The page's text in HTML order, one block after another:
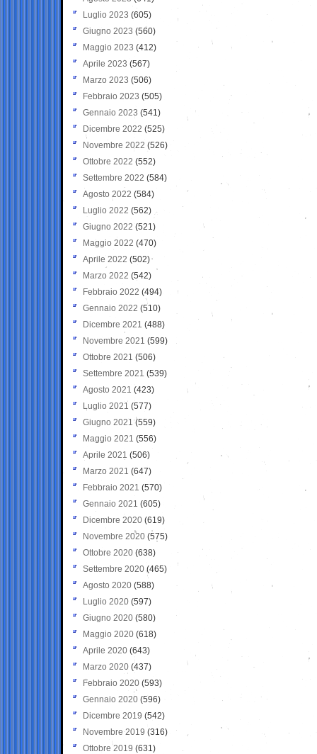
Luglio 2023 (605)
Giugno 2023 (560)
Maggio 2023 (412)
Aprile 2023 (567)
Marzo 2023 (506)
Febbraio 2023 (505)
Gennaio 2023 (541)
Dicembre 2022 (525)
Novembre 2022 (526)
Ottobre 2022 (552)
Settembre 2022 (584)
Agosto 2022 (584)
Luglio 2022 (562)
Giugno 2022 (521)
Maggio 2022 (470)
Aprile 2022 (502)
Marzo 2022 (542)
Febbraio 2022 (494)
Gennaio 2022 (510)
Dicembre 2021 (488)
Novembre 2021 (599)
Ottobre 2021 (506)
Settembre 2021 (539)
Agosto 2021 (423)
Luglio 2021 (577)
Giugno 2021(559)
Maggio 2021 (556)
Aprile 2021 (506)
Marzo 2021 (647)
Febbraio 2021 (570)
Gennaio 2021 (605)
Dicembre 2020 (619)
Novembre 2020 (575)
Ottobre 2020 (638)
Settembre 2020(465)
Agosto 2020 (588)
Luglio 2020 (597)
Giugno 2020 (580)
Maggio 2020 (618)
Aprile 2020 (643)
Marzo 2020 (437)
Febbraio 2020 (593)
Gennaio 2020 (596)
Dicembre 2019 (542)
Novembre 2019 (316)
Ottobre 2019 (631)